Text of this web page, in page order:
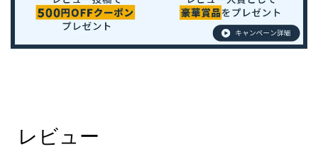
レビュー